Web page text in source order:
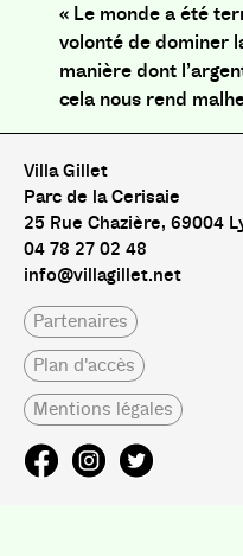
« Le monde a été
volonté de dominer
manière dont
cela nous rend
Villa Gillet
Parc de la Cerisaie
25 Rue Chazière, 69004
04 78 27 02 48
info@villagillet.net
Partenaires
Plan d'accès
Mentions légales